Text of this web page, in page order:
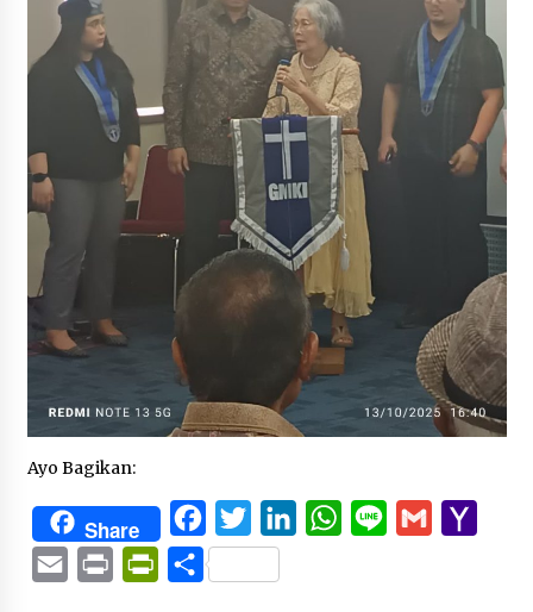
Ayo Bagikan:
Share FacebookTwitterLinkedInWhatsApp
Line Gmail
Email Print PrintFriendly
Share